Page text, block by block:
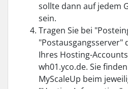
sollte dann auf jedem
sein.
Tragen Sie bei
"Postausgangsserver"
Ihres Hosting-
wh01.yco.de. Sie
MyScaleUp beim